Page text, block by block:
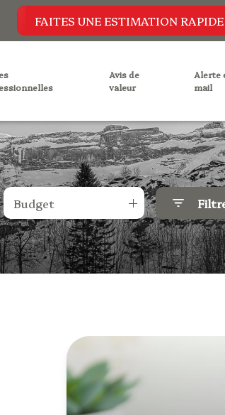
FAITES UNE ESTIMATION RAPIDE
avis de
valeur
alerte e-
mail
Budget